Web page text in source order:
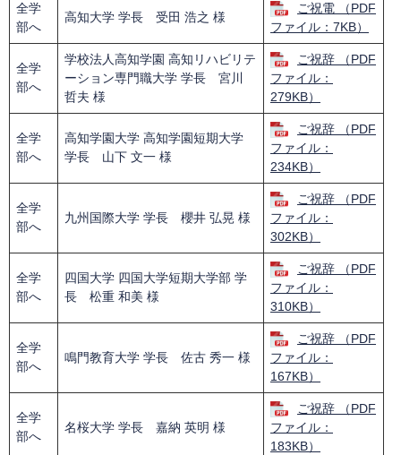
全学
部へ
高知大学 学長 受田 浩之 様
ご祝電 （PDF
ファイル：7KB）
全学
部へ
学校法人高知学園 高知リハビリテ
ーション専門職大学 学長 宮川
哲夫 様
ご祝辞 （PDF
ファイル：
279KB）
全学
部へ
高知学園大学 高知学園短期大学
学長 山下 文一 様
ご祝辞 （PDF
ファイル：
234KB）
全学
部へ
九州国際大学 学長 櫻井 弘晃 様
ご祝辞 （PDF
ファイル：
302KB）
全学
部へ
四国大学 四国大学短期大学部 学
長 松重 和美 様
ご祝辞 （PDF
ファイル：
310KB）
全学
部へ
鳴門教育大学 学長 佐古 秀一 様
ご祝辞 （PDF
ファイル：
167KB）
全学
部へ
名桜大学 学長 嘉納 英明 様
ご祝辞 （PDF
ファイル：
183KB）